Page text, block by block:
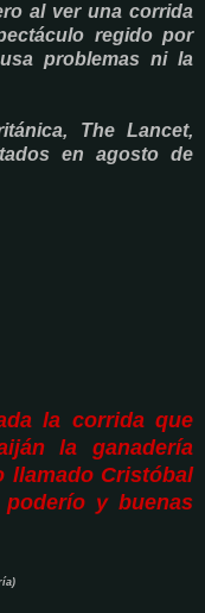
al ver una corrida
regido por
problemas ni la
The Lancet,
en agosto de
la corrida que
la ganadería
llamado Cristóbal
y buenas